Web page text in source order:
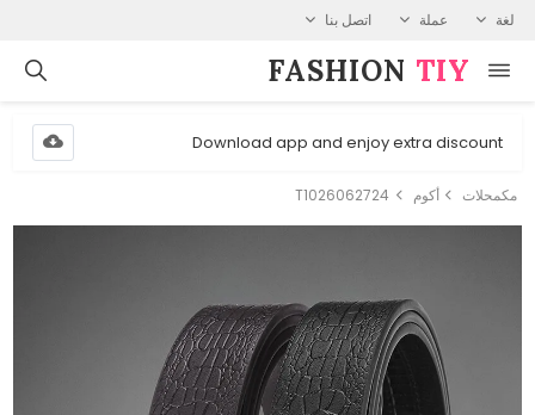
لغة عملة اتصل بنا
FASHION⁠ TIY
Download app and enjoy extra discount
مكمحلات أكوم T1026062724